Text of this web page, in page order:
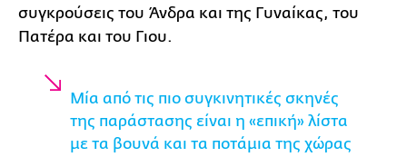
συγκρούσεις του Άνδρα και της Γυναίκας, του
Πατέρα και του Γιου.
Μία από τις πιο συγκινητικές σκηνές
της παράστασης είναι η «επική» λίστα
με τα βουνά και τα ποτάμια της χώρας